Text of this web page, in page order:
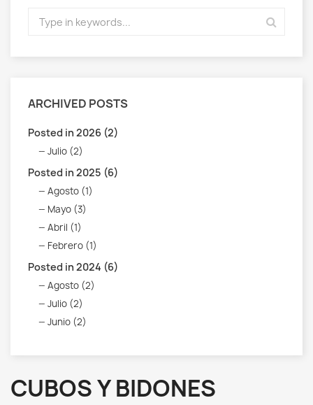
ARCHIVED POSTS
Posted in 2026 (2)
Julio (2)
Posted in 2025 (6)
Agosto (1)
Mayo (3)
Abril (1)
Febrero (1)
Posted in 2024 (6)
Agosto (2)
Julio (2)
Junio (2)
CUBOS Y BIDONES